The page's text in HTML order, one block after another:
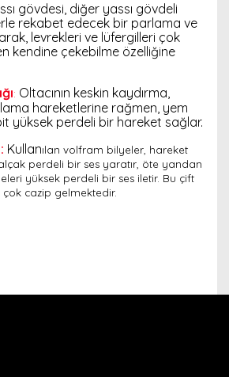
gövdesi, diğer yassı gövdeli
rekabet edecek bir parlama ve
levrekleri ve lüfergilleri çok
kendine çekebilme özelliğine
ığı: Oltacının keskin kaydırma,
hareketlerine rağmen, yem
yüksek perdeli bir hareket sağlar.
Kullanılan volfram bilyeler, hareket
perdeli bir ses yaratır, öte yandan
yüksek perdeli bir ses iletir. Bu çift
çok cazip gelmektedir.